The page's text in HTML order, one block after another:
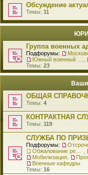
Обсуждение
Темы: 11
Группа военных
Подфорумы:
Темы: 23
Ваши
ОБЩАЯ
Темы: 4
КОНТРАКТНАЯ
Темы: 119
СЛУЖБА ПО
Подфорумы:
Мобилизация
Военные кафедры
Темы: 16